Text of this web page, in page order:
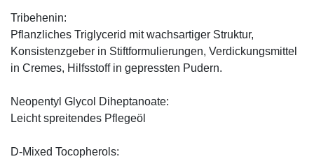
Tribehenin:
Pflanzliches Triglycerid mit wachsartiger Struktur,
Konsistenzgeber in Stiftformulierungen, Verdickungsmittel
in Cremes, Hilfsstoff in gepressten Pudern.
Neopentyl Glycol Diheptanoate:
Leicht spreitendes Pflegeöl
D-Mixed Tocopherols: